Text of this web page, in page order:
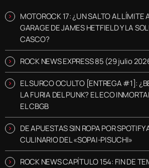
MOTOROCK 17: ¿UN SALTO AL LÍMITE
GARAGE DE JAMES HETFIELD Y LA
CASCO?
ROCK NEWS EXPRESS 85 (29 julio
EL SURCO OCULTO [ENTREGA #1]:
LA FURIA DEL PUNK? EL ECO
EL CBGB
DE APUESTAS SIN ROPA POR SPOTIFY
CULINARIO DEL «SOPAI-PISUCHI»
ROCK NEWS CAPÍTULO 154: FIN DE